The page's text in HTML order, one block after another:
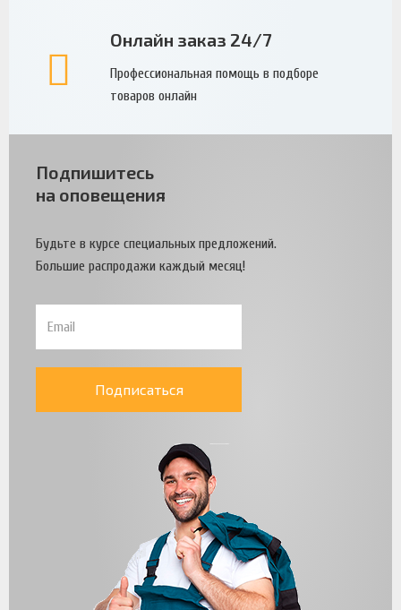
Онлайн заказ 24/7
Профессиональная помощь в подборе
товаров онлайн
Подпишитесь
на оповещения
Будьте в курсе специальных предложений.
Большие распродажи каждый месяц!
Подписаться